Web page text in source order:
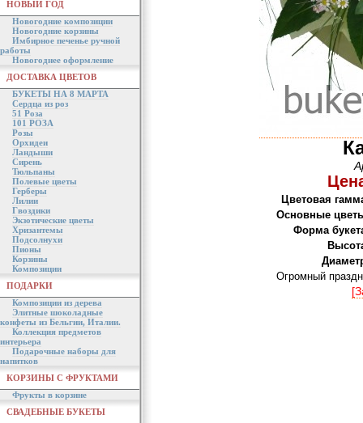
НОВЫЙ ГОД
Новогодние композиции
Новогодние корзины
Имбирное печенье ручной
работы
Новогоднее оформление
ДОСТАВКА ЦВЕТОВ
БУКЕТЫ НА 8 МАРТА
Сердца из роз
51 Роза
101 РОЗА
Розы
Орхидеи
Ландыши
Сирень
Тюльпаны
Полевые цветы
Герберы
Лилии
Гвоздики
Экзотические цветы
Хризантемы
Подсолнухи
Пионы
Корзины
Композиции
ПОДАРКИ
Композиции из дерева
Элитные шоколадные
конфеты из Бельгии, Италии.
Коллекция предметов
интерьера
Подарочные наборы для
напитков
КОРЗИНЫ С ФРУКТАМИ
Фрукты в корзине
СВАДЕБНЫЕ БУКЕТЫ
Цветовая
Основные
Форма
Огромный